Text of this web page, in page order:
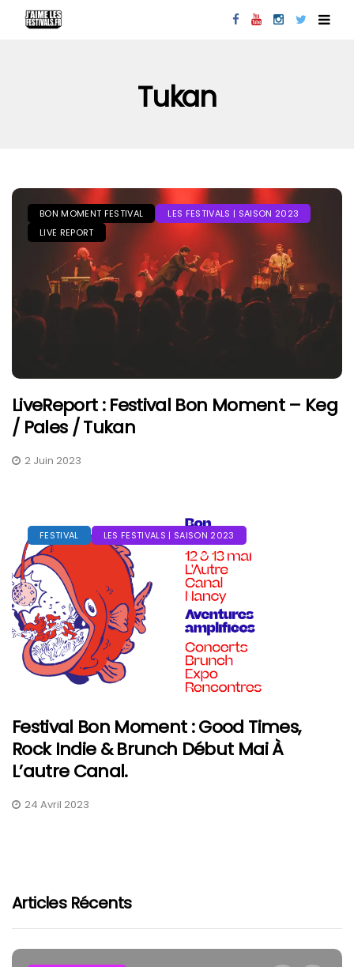
Tukan
BON MOMENT FESTIVAL
LES FESTIVALS | SAISON 2023
LIVE REPORT
LiveReport : Festival Bon Moment – Keg
/ Pales / Tukan
2 Juin 2023
FESTIVAL LES FESTIVALS | SAISON 2023
Festival Bon Moment : Good Times,
Rock Indie & Brunch Début Mai À
L’autre Canal.
24 Avril 2023
Articles Récents